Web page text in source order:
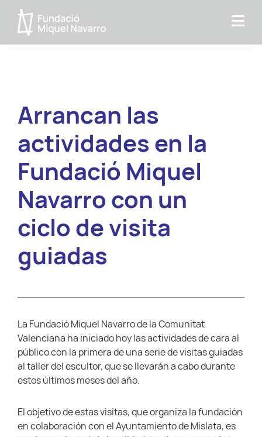
Saltar
la
Saltar
contenido
Fundacio
Arrancan las
actividades en la
Fundació Miquel
Navarro con un
ciclo de visita
guiadas
La Fundació Miquel Navarro de la Comunitat
Valenciana ha iniciado hoy las actividades de cara al
público con la primera de una serie de visitas guiadas
al taller del escultor, que se llevarán a cabo durante
estos últimos meses del año.
El objetivo de estas visitas, que organiza la fundación
en colaboración con el Ayuntamiento de Mislata, es